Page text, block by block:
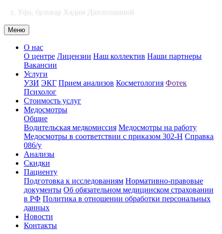
г. Уфа, бульвар Хадии Давлетшиной
Меню
О нас
О центре Лицензии Наш коллектив Наши партнеры
Вакансии
Услуги
УЗИ ЭКГ Прием анализов Косметология Фотек
Психолог
Стоимость услуг
Медосмотры
Общие
Водительская медкомиссия Медосмотры на работу
Медосмотры в соответствии с приказом 302-Н Справка
086/у
Анализы
Скидки
Пациенту
Подготовка к исследованиям Нормативно-правовые
документы Об обязательном медицинском страховании
в РФ Политика в отношении обработки персональных
данных
Новости
Контакты